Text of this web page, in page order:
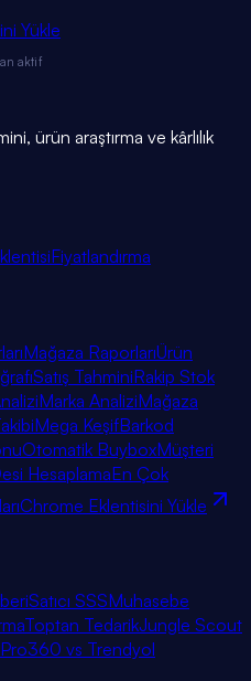
Yükle
aktif
ürün araştırma ve kârlılık
Fiyatlandırma
Mağaza RaporlarıÜrün
Satış TahminiRakip Stok
Marka AnaliziMağaza
Mega KeşifBarkod
Otomatik BuyboxMüşteri
HesaplamaEn Çok
Chrome Eklentisini Yükle
Satıcı SSSMuhasebe
Toptan TedarikJungle Scout
vs Trendyol